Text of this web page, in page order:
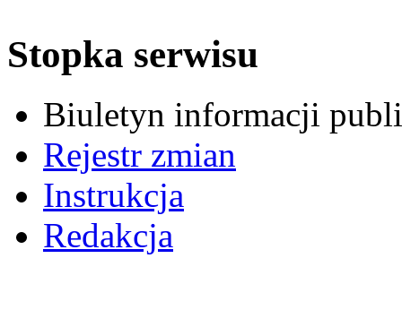
Stopka serwisu
Biuletyn informacji
Rejestr zmian
Instrukcja
Redakcja